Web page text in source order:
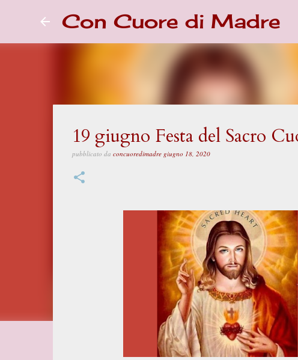
Con Cuore di Madre
19 giugno Festa del Sacro
pubblicato da concuoredimadre giugno 18, 2020